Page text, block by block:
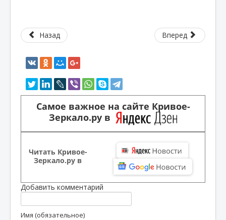
Назад Вперед
Самое важное на сайте Кривое-
Зеркало.ру в
Читать Кривое-
Зеркало.ру в
Добавить комментарий
Имя (обязательное)